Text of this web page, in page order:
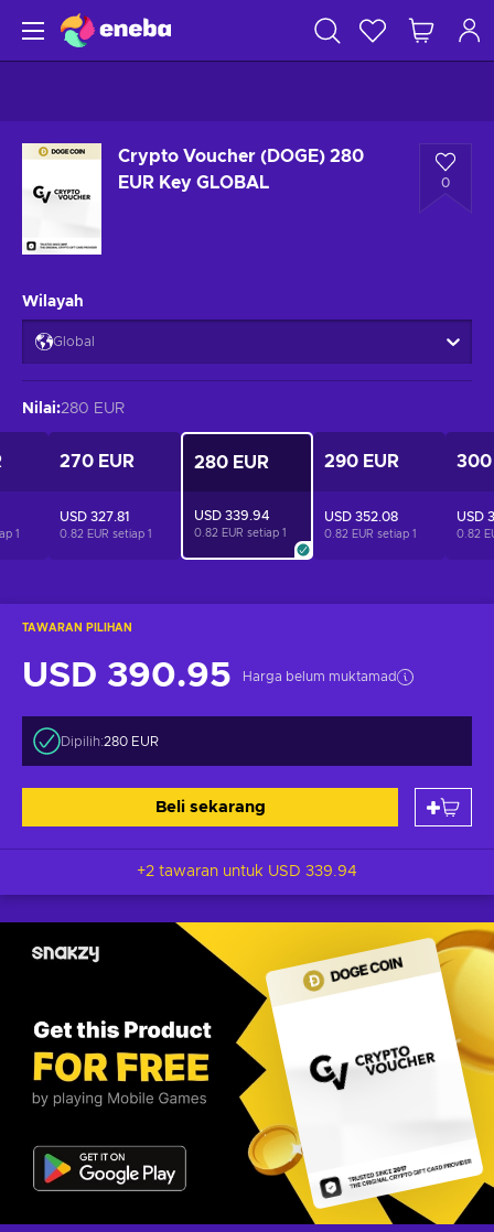
Crypto Voucher (DOGE) 280
EUR Key GLOBAL
0
TAWARAN PILIHAN
USD 390.95 Harga belum muktamad
Dipilih:280 EUR
Beli sekarang
+2 tawaran untuk USD 339.94
Wilayah
Global
Nilai:280 EUR
1
270 EUR
USD 327.81
0.82 EUR setiap 1
280 EUR
USD 339.94
0.82 EUR setiap 1
290 EUR
USD 352.08
0.82 EUR setiap 1
300
USD
0.82